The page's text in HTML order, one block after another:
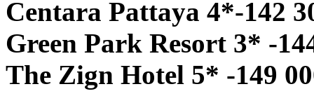
Centara Pattaya 4*-142
Green Park Resort 3* -
The Zign Hotel 5* -149